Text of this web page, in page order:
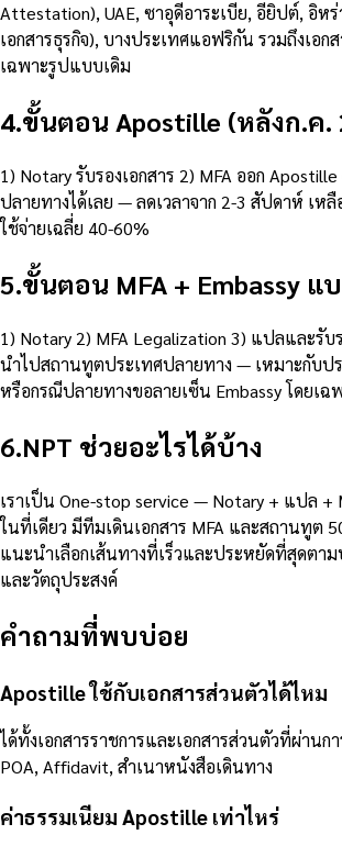
Attestation), UAE, ซาอุดีอาระเบีย, อียิปต์, อิห
เอกสารธุรกิจ), บางประเทศแอฟริกัน รวมถึงเอก
เฉพาะรูปแบบเดิม
4.ขั้นตอน Apostille (หลังก.ค.
1) Notary รับรองเอกสาร 2) MFA ออก
ปลายทางได้เลย — ลดเวลาจาก 2-3 สัปดาห์ เห
ใช้จ่ายเฉลี่ย 40-60%
5.ขั้นตอน MFA + Embassy แ
1) Notary 2) MFA Legalization 3) แปลและรั
นำไปสถานทูตประเทศปลายทาง — เหมาะกับ
หรือกรณีปลายทางขอลายเซ็น Embassy โดยเฉ
6.NPT ช่วยอะไรได้บ้าง
เราเป็น One-stop service — Notary + แปล +
ในที่เดียว มีทีมเดินเอกสาร MFA และสถานทูต
แนะนำเลือกเส้นทางที่เร็วและประหยัดที่สุดตา
และวัตถุประสงค์
คำถามที่พบบ่อย
Apostille ใช้กับเอกสารส่วนตัวได้ไหม
ได้ทั้งเอกสารราชการและเอกสารส่วนตัวที่ผ่านก
POA, Affidavit, สำเนาหนังสือเดินทาง
ค่าธรรมเนียม Apostille เท่าไหร่